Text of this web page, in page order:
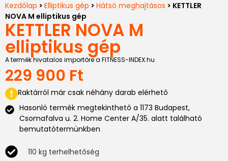
Kezdőlap > Elliptikus gép > Hátsó meghajtásos > KETTLER
NOVA M elliptikus gép
KETTLER NOVA M
elliptikus gép
A termék hivatalos importőre a FITNESS-INDEX.hu
229 900 Ft
Raktárról már csak néhány darab elérhető
Hasonló termék megtekinthető a 1173 Budapest,
Csomafalva u. 2. Home Center A/35. alatt található
bemutatótermünkben
110 kg terhelhetőség